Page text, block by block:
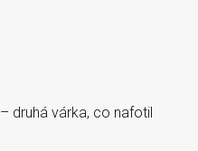
– druhá várka, co nafotil